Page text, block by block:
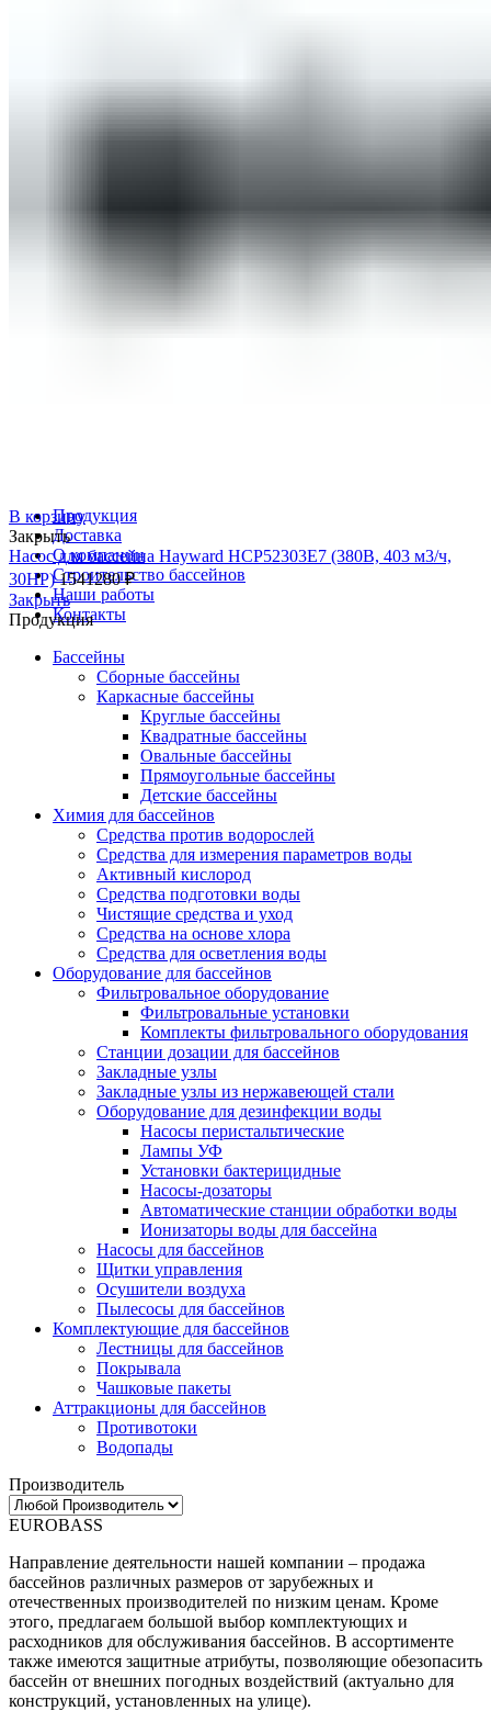
Станции дозации для бассейнов
Ионизаторы воды для бассейна
Насосы-дозаторы
Насосы для бассейнов
Продукция
Доставка
О компании
Строительство бассейнов
Наши работы
Контакты
В корзину
Закрыть
Насос для бассейна Hayward HCP52303E7 (380В, 403 м3/ч,
30HP) 1541280₽
Закрыть
Продукция
Бассейны
Сборные бассейны
Каркасные бассейны
Круглые бассейны
Квадратные бассейны
Овальные бассейны
Прямоугольные бассейны
Детские бассейны
Химия для бассейнов
Средства против водорослей
Средства для измерения параметров воды
Активный кислород
Средства подготовки воды
Чистящие средства и уход
Средства на основе хлора
Средства для осветления воды
Оборудование для бассейнов
Фильтровальное оборудование
Фильтровальные установки
Комплекты фильтровального оборудования
Станции дозации для бассейнов
Закладные узлы
Закладные узлы из нержавеющей стали
Оборудование для дезинфекции воды
Насосы перистальтические
Лампы УФ
Установки бактерицидные
Насосы-дозаторы
Автоматические станции обработки воды
Ионизаторы воды для бассейна
Насосы для бассейнов
Щитки управления
Осушители воздуха
Пылесосы для бассейнов
Комплектующие для бассейнов
Лестницы для бассейнов
Покрывала
Чашковые пакеты
Аттракционы для бассейнов
Противотоки
Водопады
Производитель
EUROBASS
Направление деятельности нашей компании – продажа
бассейнов различных размеров от зарубежных и
отечественных производителей по низким ценам. Кроме
этого, предлагаем большой выбор комплектующих и
расходников для обслуживания бассейнов. В ассортименте
также имеются защитные атрибуты, позволяющие обезопасить
бассейн от внешних погодных воздействий (актуально для
конструкций, установленных на улице).